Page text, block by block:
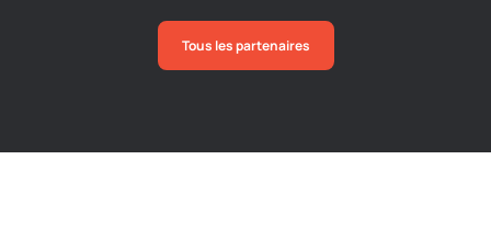
Tous les partenaires